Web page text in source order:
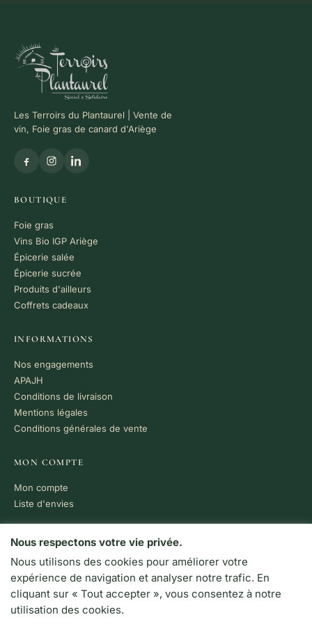
Les Terroirs du Plantaurel | Vente de
vin, Foie gras de canard d'Ariège
BOUTIQUE
Foie gras
Vins Bio IGP Ariège
Épicerie salée
Épicerie sucrée
Produits d'ailleurs
Coffrets cadeaux
INFORMATIONS
Nos engagements
APAJH
Conditions de livraison
Mentions légales
Conditions générales de vente
MON COMPTE
Mon compte
Liste d'envies
PAIEMENT 100% SÉCURISÉ
VISA MC CB
LIVRAISON RAPIDE
Colissimo · Chronopost
Nous respectons votre vie privée.
Nous utilisons des cookies pour améliorer votre
expérience de navigation et analyser notre trafic. En
cliquant sur « Tout accepter », vous consentez à notre
utilisation des cookies.